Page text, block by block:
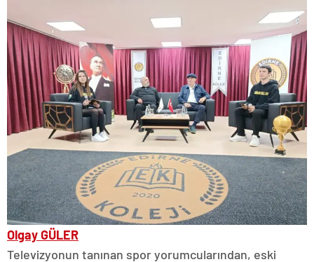
Olgay GÜLER
Televizyonun tanınan spor yorumcularından, eski